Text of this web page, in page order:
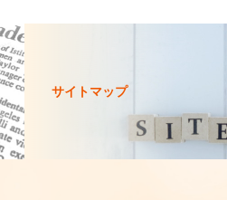
サイトマップ